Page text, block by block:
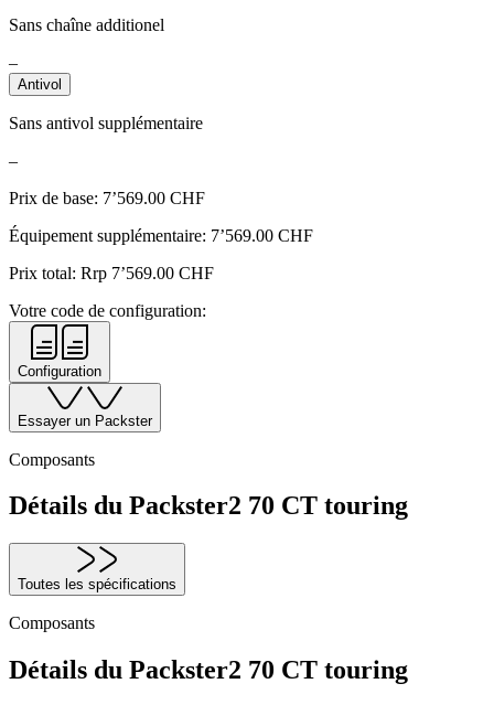
Sans chaîne additionel
–
Antivol
Sans antivol supplémentaire
–
Prix de base: 7’569.00 CHF
Équipement supplémentaire: 7’569.00 CHF
Prix total: Rrp 7’569.00 CHF
Votre code de configuration:
Configuration
Essayer un Packster
Composants
Détails du Packster2 70 CT touring
Toutes les spécifications
Composants
Détails du Packster2 70 CT touring